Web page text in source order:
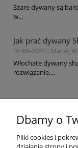
Szare dywany są
w...
Jak prać dywany
01-06-2022 , Maciej
Włochate dywany
rozwiązanie,...
Dbamy o
Pliki cookies i